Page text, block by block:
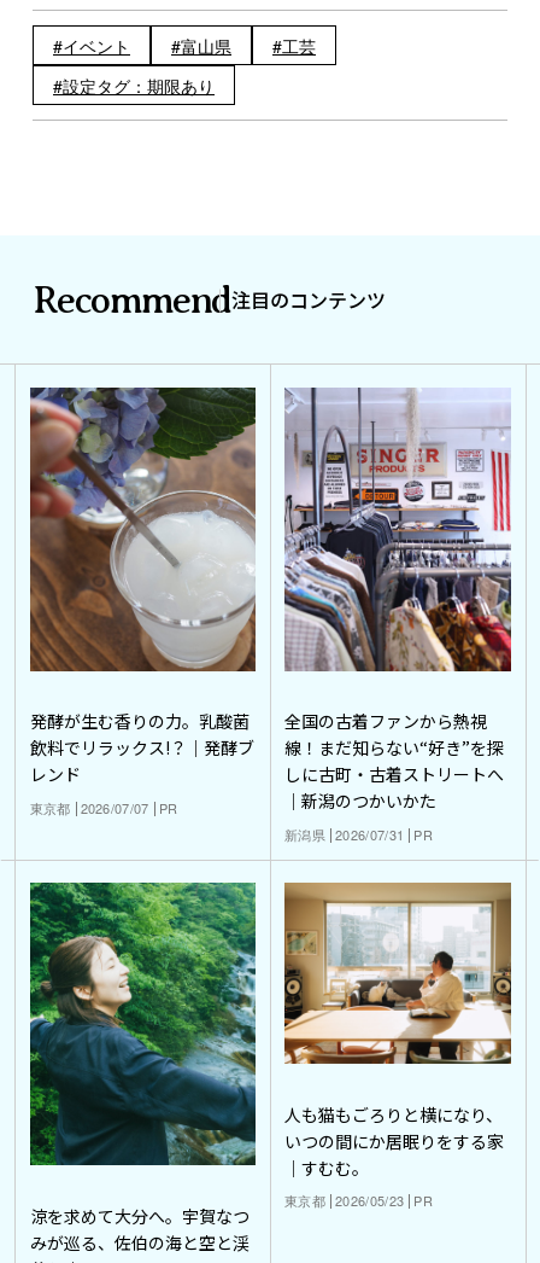
イベント 富山県
工芸
設定タグ：期限あり
Recommend注目のコンテンツ
発酵が生む香りの力。乳酸菌
飲料でリラックス!？｜発酵ブ
レンド
東京都 2026/07/07 PR
全国の古着ファンから熱視
線！まだ知らない“好き”を探
しに古町・古着ストリートへ
｜新潟のつかいかた
新潟県 2026/07/31 PR
涼を求めて大分へ。宇賀なつ
みが巡る、佐伯の海と空と渓
人も猫もごろりと横になり、
いつの間にか居眠りをする家
｜すむむ。
東京都 2026/05/23 PR